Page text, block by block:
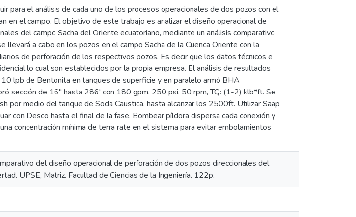
para el análisis de cada uno de los procesos operacionales de dos pozos con el
en el campo. El objetivo de este trabajo es analizar el diseño operacional de
del campo Sacha del Oriente ecuatoriano, mediante un análisis comparativo
a cabo en los pozos en el campo Sacha de la Cuenca Oriente con la
de perforación de los respectivos pozos. Es decir que los datos técnicos e
lo cual son establecidos por la propia empresa. El análisis de resultados
lpb de Bentonita en tanques de superficie y en paralelo armó BHA
sección de 16'' hasta 286' con 180 gpm, 250 psi, 50 rpm, TQ: (1-2) klb*ft. Se
por medio del tanque de Soda Caustica, hasta alcanzar los 2500ft. Utilizar Saap
con Desco hasta el final de la fase. Bombear píldora dispersa cada conexión y
concentración mínima de terra rate en el sistema para evitar embolamientos
del diseño operacional de perforación de dos pozos direccionales del
UPSE, Matriz. Facultad de Ciencias de la Ingeniería. 122p.